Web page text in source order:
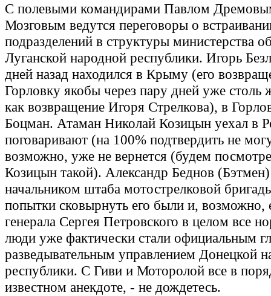
С полевыми командирами Павлом
Мозговым ведутся переговоры о
подразделений в структуры министерства
Луганской народной республики. Игорь
дней назад находился в Крыму (его
Горловку якобы через пару дней уже
как возвращение Игоря Стрелкова), в
Боцман. Атаман Николай Козицын уехал в
поговаривают (на 100% подтвердить не
возможно, уже не вернется (будем
Козицын такой). Александр Беднов (Бэтмен)
начальником штаба мотострелковой
попытки сковырнуть его были и,
генерала Сергея Петровского в целом все
люди уже фактически стали официальным
разведывательным управлением Донецкой
республики. С Гиви и Моторолой все в
известном анекдоте, - не дождетесь.